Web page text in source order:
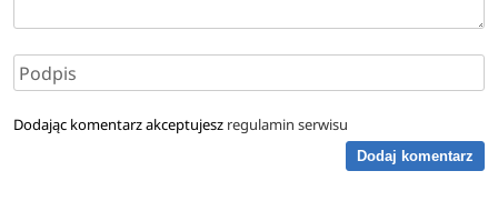
Dodając komentarz akceptujesz regulamin serwisu
Dodaj komentarz